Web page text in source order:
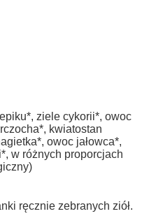
ziele cykorii*, owoc
kwiatostan
owoc jałowca*,
w różnych proporcjach
ręcznie zebranych ziół.